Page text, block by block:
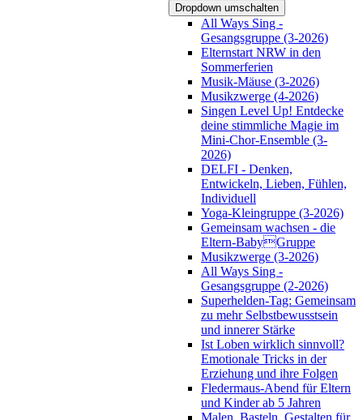
Dropdown umschalten
All Ways Sing -
Gesangsgruppe (3-2026)
Elternstart NRW in den
Sommerferien
Musik-Mäuse (3-2026)
Musikzwerge (4-2026)
Singen Level Up! Entdecke
deine stimmliche Magie im
Mini-Chor-Ensemble (3-
2026)
DELFI - Denken,
Entwickeln, Lieben, Fühlen,
Individuell
Yoga-Kleingruppe (3-2026)
Gemeinsam wachsen - die
Eltern-BabyGruppe
Musikzwerge (3-2026)
All Ways Sing -
Gesangsgruppe (2-2026)
Superhelden-Tag: Gemeinsam
zu mehr Selbstbewusstsein
und innerer Stärke
Ist Loben wirklich sinnvoll?
Emotionale Tricks in der
Erziehung und ihre Folgen
Fledermaus-Abend für Eltern
und Kinder ab 5 Jahren
Malen, Basteln, Gestalten für